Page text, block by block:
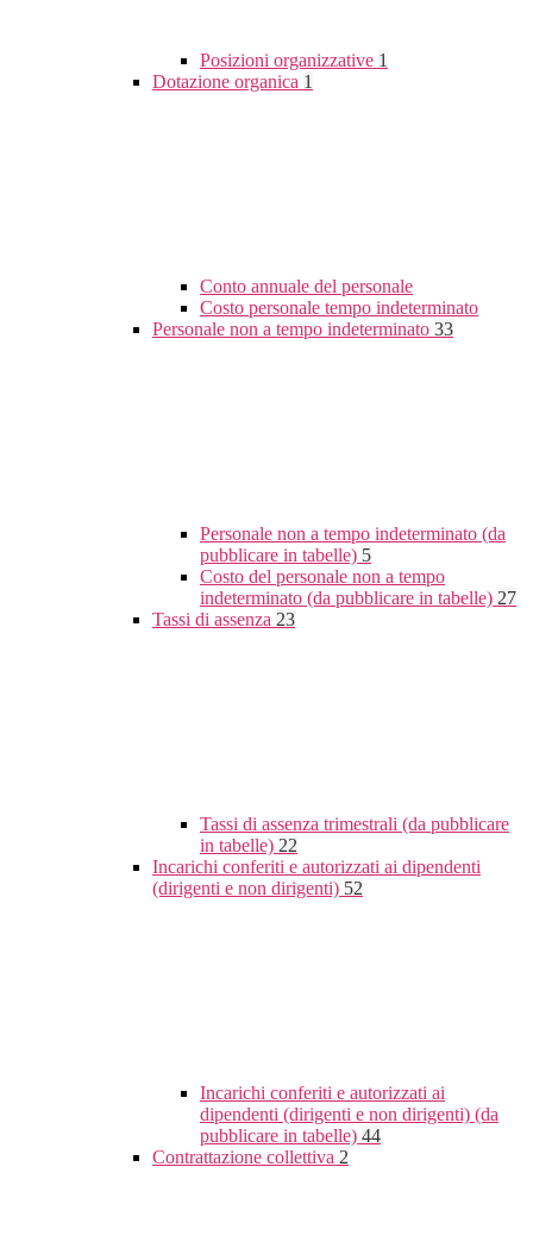
Posizioni organizzative 1
Dotazione organica 1
Conto annuale del personale
Costo personale tempo indeterminato
Personale non a tempo indeterminato 33
Personale non a tempo indeterminato (da
pubblicare in tabelle) 5
Costo del personale non a tempo
indeterminato (da pubblicare in tabelle) 27
Tassi di assenza 23
Tassi di assenza trimestrali (da pubblicare
in tabelle) 22
Incarichi conferiti e autorizzati ai dipendenti
(dirigenti e non dirigenti) 52
Incarichi conferiti e autorizzati ai
dipendenti (dirigenti e non dirigenti) (da
pubblicare in tabelle) 44
Contrattazione collettiva 2